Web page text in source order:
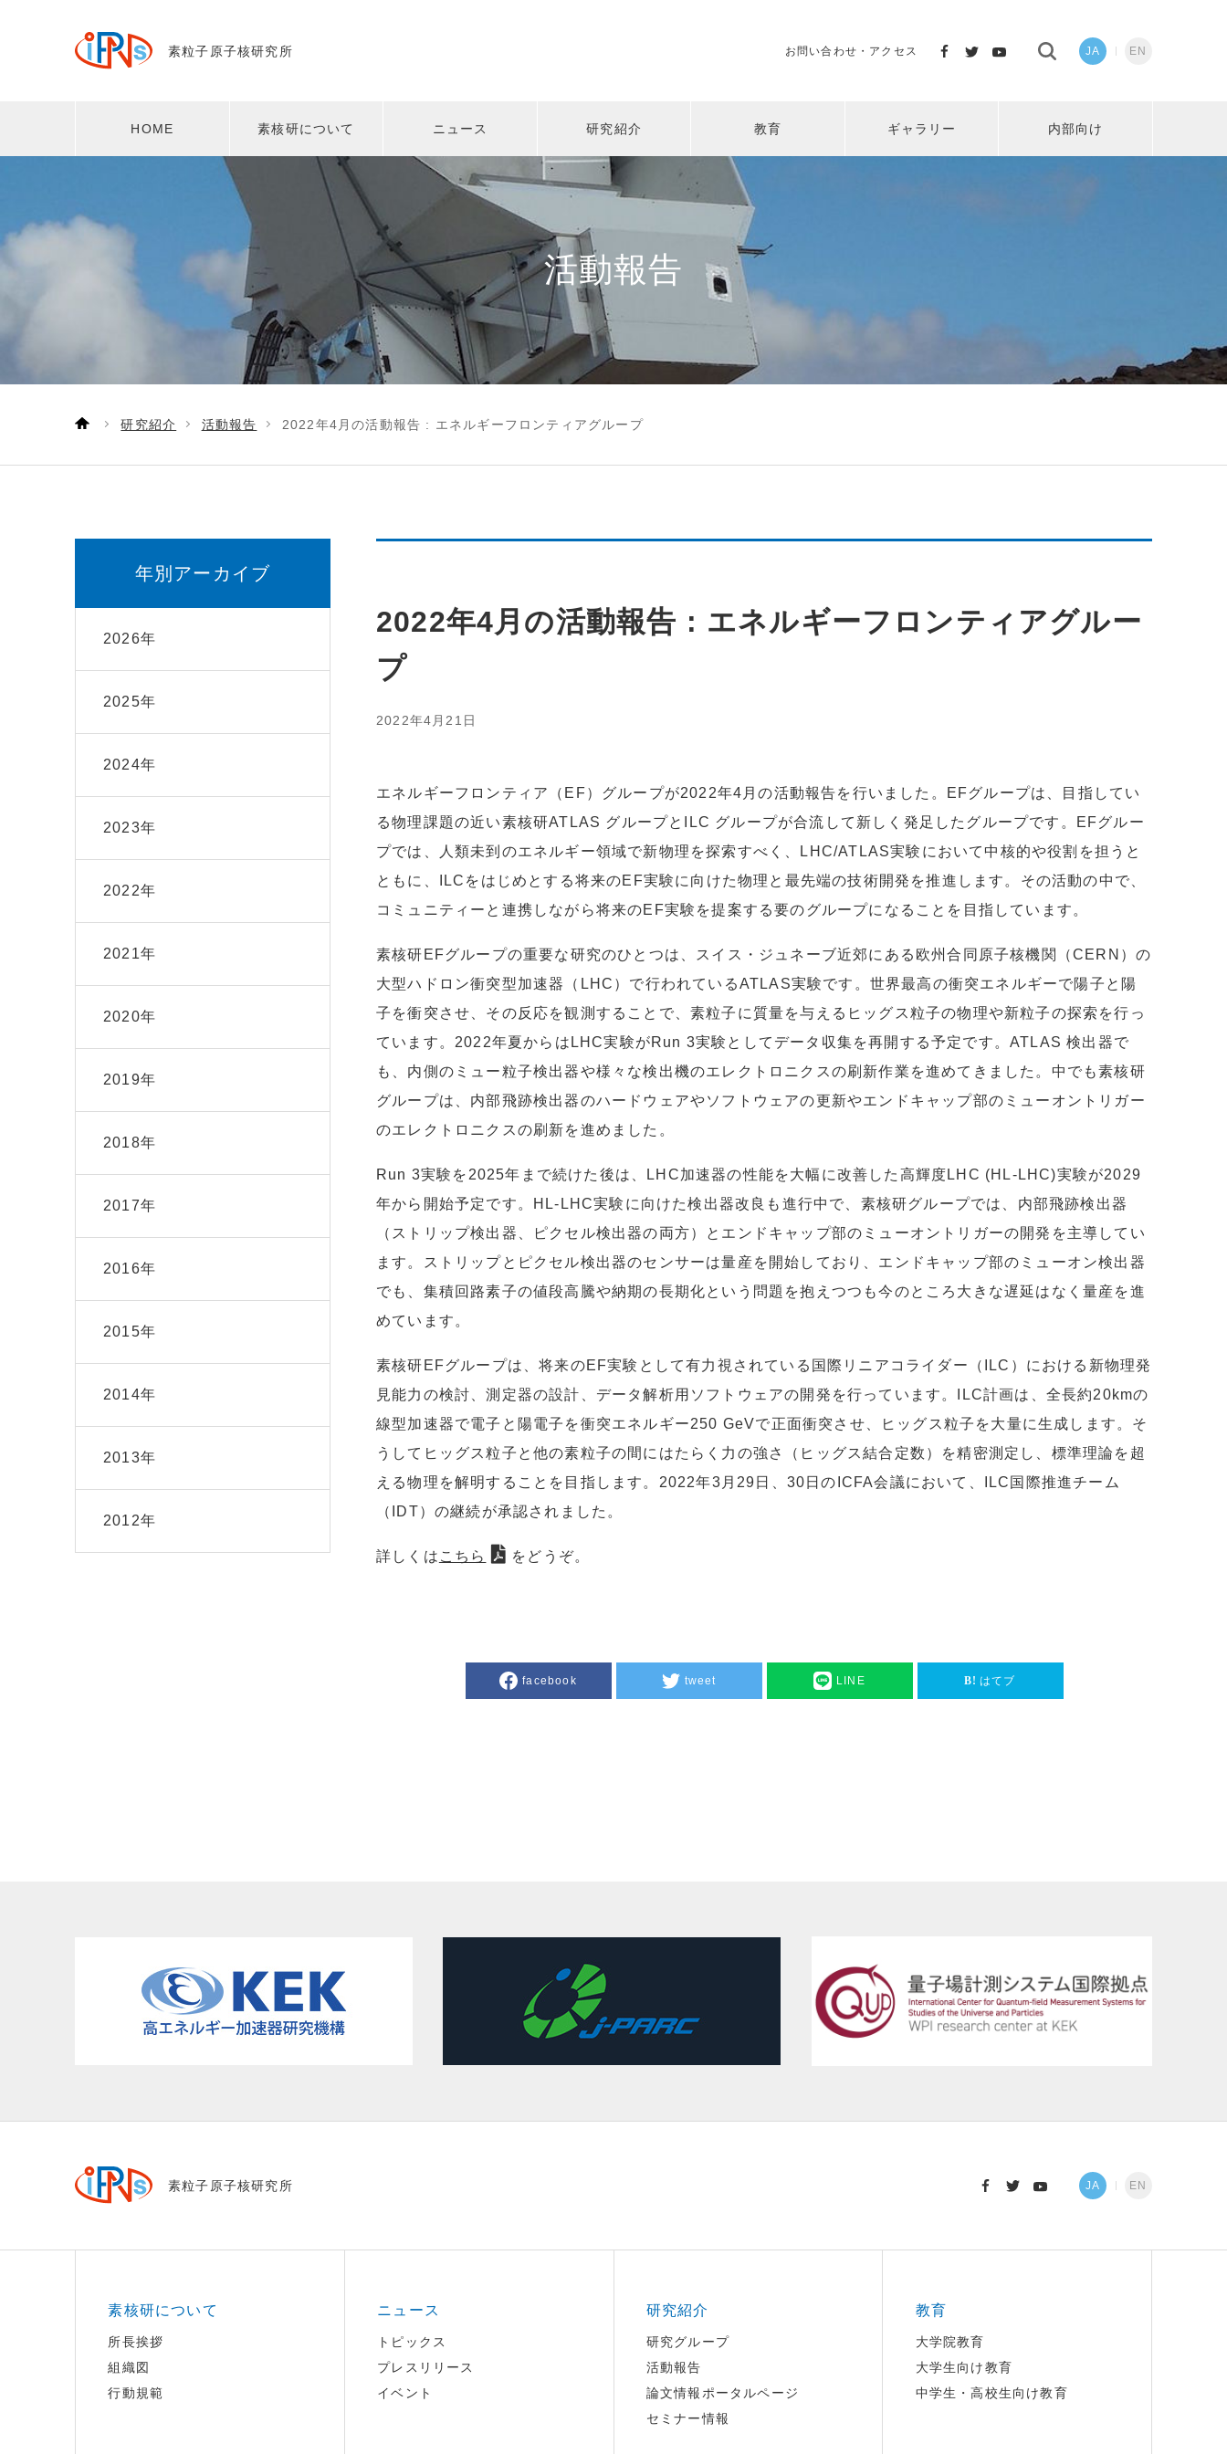
素粒子原子核研究所 お問い合わせ・アクセス JA EN
HOME 素核研について ニュース 研究紹介 教育 ギャラリー 内部向け
活動報告
研究紹介 活動報告 2022年4月の活動報告 : エネルギーフロンティアグループ
年別アーカイブ
2026年
2025年
2024年
2023年
2022年
2021年
2020年
2019年
2018年
2017年
2016年
2015年
2014年
2013年
2012年
2022年4月の活動報告 : エネルギーフロンティアグルー
プ
2022年4月21日
エネルギーフロンティア（EF）グループが2022年4月の活動報告を行いました。EFグループは、目指してい
る物理課題の近い素核研ATLAS グループとILC グループが合流して新しく発足したグループです。EFグルー
プでは、人類未到のエネルギー領域で新物理を探索すべく、LHC/ATLAS実験において中核的や役割を担うと
ともに、ILCをはじめとする将来のEF実験に向けた物理と最先端の技術開発を推進します。その活動の中で、
コミュニティーと連携しながら将来のEF実験を提案する要のグループになることを目指しています。
素核研EFグループの重要な研究のひとつは、スイス・ジュネーブ近郊にある欧州合同原子核機関（CERN）の
大型ハドロン衝突型加速器（LHC）で行われているATLAS実験です。世界最高の衝突エネルギーで陽子と陽
子を衝突させ、その反応を観測することで、素粒子に質量を与えるヒッグス粒子の物理や新粒子の探索を行っ
ています。2022年夏からはLHC実験がRun 3実験としてデータ収集を再開する予定です。ATLAS 検出器で
も、内側のミュー粒子検出器や様々な検出機のエレクトロニクスの刷新作業を進めてきました。中でも素核研
グループは、内部飛跡検出器のハードウェアやソフトウェアの更新やエンドキャップ部のミューオントリガー
のエレクトロニクスの刷新を進めました。
Run 3実験を2025年まで続けた後は、LHC加速器の性能を大幅に改善した高輝度LHC (HL-LHC)実験が2029
年から開始予定です。HL-LHC実験に向けた検出器改良も進行中で、素核研グループでは、内部飛跡検出器
（ストリップ検出器、ピクセル検出器の両方）とエンドキャップ部のミューオントリガーの開発を主導してい
ます。ストリップとピクセル検出器のセンサーは量産を開始しており、エンドキャップ部のミューオン検出器
でも、集積回路素子の値段高騰や納期の長期化という問題を抱えつつも今のところ大きな遅延はなく量産を進
めています。
素核研EFグループは、将来のEF実験として有力視されている国際リニアコライダー（ILC）における新物理発
見能力の検討、測定器の設計、データ解析用ソフトウェアの開発を行っています。ILC計画は、全長約20kmの
線型加速器で電子と陽電子を衝突エネルギー250 GeVで正面衝突させ、ヒッグス粒子を大量に生成します。そ
うしてヒッグス粒子と他の素粒子の間にはたらく力の強さ（ヒッグス結合定数）を精密測定し、標準理論を超
える物理を解明することを目指します。2022年3月29日、30日のICFA会議において、ILC国際推進チーム
（IDT）の継続が承認されました。
詳しくは こちら をどうぞ。
facebook tweet LINE はてブ
素粒子原子核研究所 JA EN
素核研について
所長挨拶
組織図
行動規範
ニュース
トピックス
プレスリリース
イベント
研究紹介
研究グループ
活動報告
論文情報ポータルページ
セミナー情報
教育
大学院教育
大学生向け教育
中学生・高校生向け教育